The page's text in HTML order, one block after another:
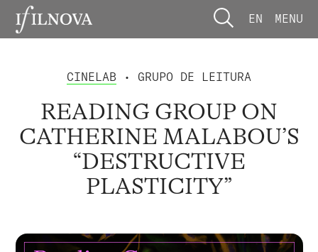
EN MENU
CINELAB • GRUPO DE LEITURA
READING GROUP ON
CATHERINE MALABOU’S
“DESTRUCTIVE
PLASTICITY”